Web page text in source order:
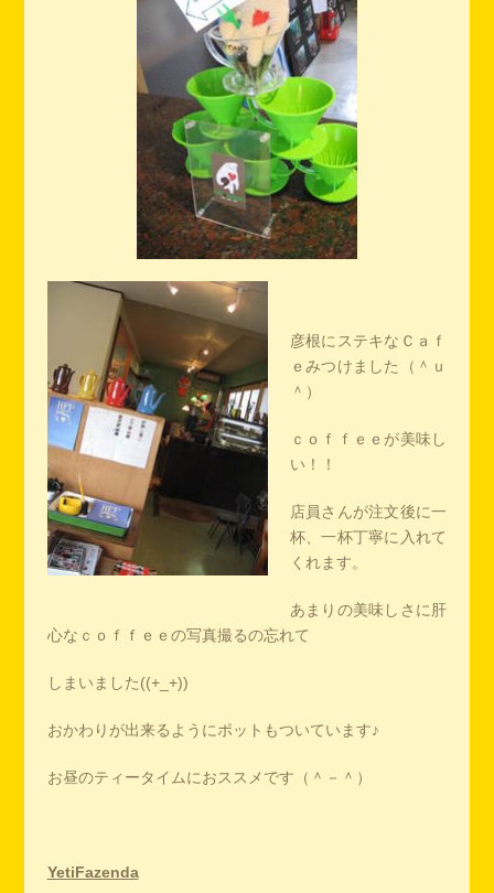
彦根にステキなＣａｆ
ｅみつけました（＾ｕ
＾）
ｃｏｆｆｅｅが美味し
い！！
店員さんが注文後に一
杯、一杯丁寧に入れて
くれます。
あまりの美味しさに肝
心なｃｏｆｆｅｅの写真撮るの忘れて
しまいました((+_+))
おかわりが出来るようにポットもついています♪
お昼のティータイムにおススメです（＾－＾）
YetiFazenda